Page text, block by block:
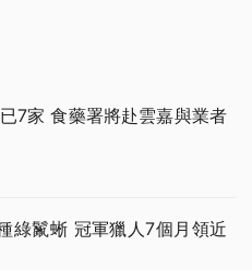
7家 食藥署將赴雲嘉與業者
綠鬣蜥 冠軍獵人7個月領近